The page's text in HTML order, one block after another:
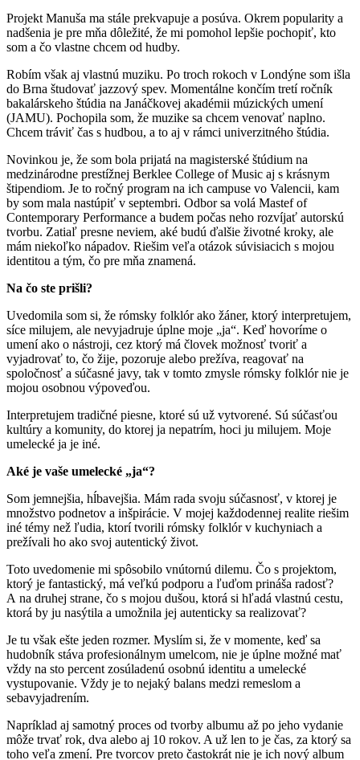
Projekt Manuša ma stále prekvapuje a posúva. Okrem popularity a
nadšenia je pre mňa dôležité, že mi pomohol lepšie pochopiť, kto
som a čo vlastne chcem od hudby.
Robím však aj vlastnú muziku. Po troch rokoch v Londýne som išla
do Brna študovať jazzový spev. Momentálne končím tretí ročník
bakalárskeho štúdia na Janáčkovej akadémii múzických umení
(JAMU). Pochopila som, že muzike sa chcem venovať naplno.
Chcem tráviť čas s hudbou, a to aj v rámci univerzitného štúdia.
Novinkou je, že som bola prijatá na magisterské štúdium na
medzinárodne prestížnej Berklee College of Music aj s krásnym
štipendiom. Je to ročný program na ich campuse vo Valencii, kam
by som mala nastúpiť v septembri. Odbor sa volá Mastef of
Contemporary Performance a budem počas neho rozvíjať autorskú
tvorbu. Zatiaľ presne neviem, aké budú ďalšie životné kroky, ale
mám niekoľko nápadov. Riešim veľa otázok súvisiacich s mojou
identitou a tým, čo pre mňa znamená.
Na čo ste prišli?
Uvedomila som si, že rómsky folklór ako žáner, ktorý interpretujem,
síce milujem, ale nevyjadruje úplne moje „ja“. Keď hovoríme o
umení ako o nástroji, cez ktorý má človek možnosť tvoriť a
vyjadrovať to, čo žije, pozoruje alebo prežíva, reagovať na
spoločnosť a súčasné javy, tak v tomto zmysle rómsky folklór nie je
mojou osobnou výpoveďou.
Interpretujem tradičné piesne, ktoré sú už vytvorené. Sú súčasťou
kultúry a komunity, do ktorej ja nepatrím, hoci ju milujem. Moje
umelecké ja je iné.
Aké je vaše umelecké „ja“?
Som jemnejšia, hĺbavejšia. Mám rada svoju súčasnosť, v ktorej je
množstvo podnetov a inšpirácie. V mojej každodennej realite riešim
iné témy než ľudia, ktorí tvorili rómsky folklór v kuchyniach a
prežívali ho ako svoj autentický život.
Toto uvedomenie mi spôsobilo vnútornú dilemu. Čo s projektom,
ktorý je fantastický, má veľkú podporu a ľuďom prináša radosť?
A na druhej strane, čo s mojou dušou, ktorá si hľadá vlastnú cestu,
ktorá by ju nasýtila a umožnila jej autenticky sa realizovať?
Je tu však ešte jeden rozmer. Myslím si, že v momente, keď sa
hudobník stáva profesionálnym umelcom, nie je úplne možné mať
vždy na sto percent zosúladenú osobnú identitu a umelecké
vystupovanie. Vždy je to nejaký balans medzi remeslom a
sebavyjadrením.
Napríklad aj samotný proces od tvorby albumu až po jeho vydanie
môže trvať rok, dva alebo aj 10 rokov. A už len to je čas, za ktorý sa
toho veľa zmení. Pre tvorcov preto častokrát nie je ich nový album